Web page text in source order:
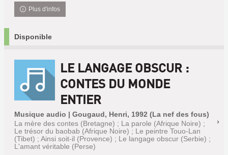
Plus d'infos
Disponible
LE LANGAGE OBSCUR :
CONTES DU MONDE
ENTIER
Musique audio | Gougaud, Henri, 1992 (La nef des fous)
La mère des contes (Bretagne) ; La parole (Afrique Noire) ;
Le trésor du baobab (Afrique Noire) ; Le peintre Touo-Lan
(Tibet) ; Ainsi soit-il (Provence) ; Le langage obscur (Serbie) ;
L'amant véritable (Perse)